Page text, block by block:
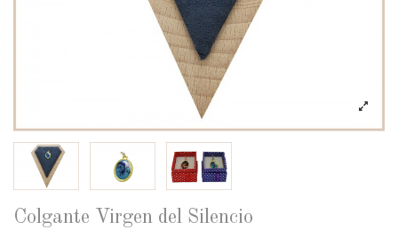
Colgante Virgen del Silencio